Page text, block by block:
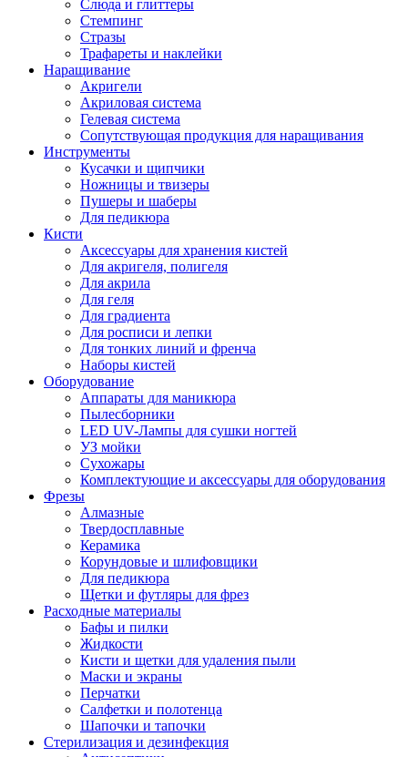
Слюда и глиттеры
Стемпинг
Стразы
Трафареты и наклейки
Наращивание
Акригели
Акриловая система
Гелевая система
Сопутствующая продукция для наращивания
Инструменты
Кусачки и щипчики
Ножницы и твизеры
Пушеры и шаберы
Для педикюра
Кисти
Аксессуары для хранения кистей
Для акригеля, полигеля
Для акрила
Для геля
Для градиента
Для росписи и лепки
Для тонких линий и френча
Наборы кистей
Оборудование
Аппараты для маникюра
Пылесборники
LED UV-Лампы для сушки ногтей
УЗ мойки
Сухожары
Комплектующие и аксессуары для оборудования
Фрезы
Алмазные
Твердосплавные
Керамика
Корундовые и шлифовщики
Для педикюра
Щетки и футляры для фрез
Расходные материалы
Бафы и пилки
Жидкости
Кисти и щетки для удаления пыли
Маски и экраны
Перчатки
Салфетки и полотенца
Шапочки и тапочки
Стерилизация и дезинфекция